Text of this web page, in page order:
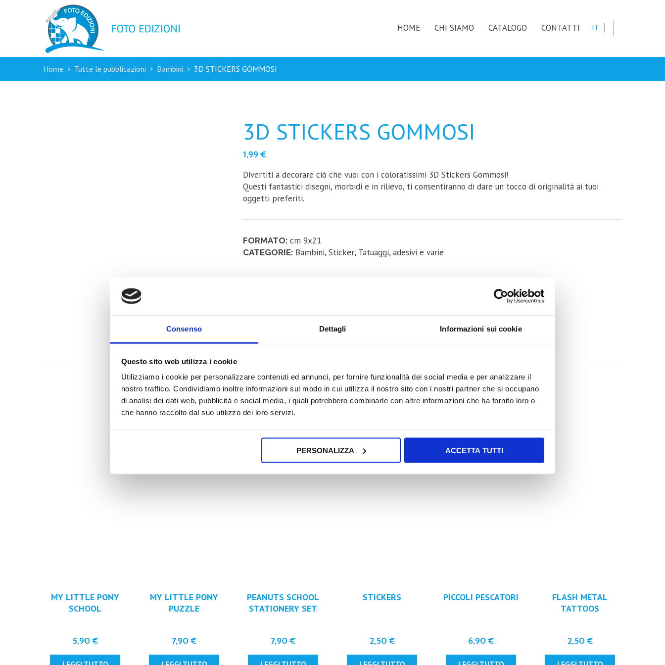
Consenso Dettagli Informazioni sui cookie
Questo sito web utilizza i cookie
Utilizziamo i cookie per personalizzare contenuti ed annunci, per fornire funzionalità dei social media e per analizzare il
nostro traffico. Condividiamo inoltre informazioni sul modo in cui utilizza il nostro sito con i nostri partner che si occupano
di analisi dei dati web, pubblicità e social media, i quali potrebbero combinarle con altre informazioni che ha fornito loro o
che hanno raccolto dal suo utilizzo dei loro servizi.
PERSONALIZZA ACCETTA TUTTI
HOME CHI SIAMO CATALOGO CONTATTI IT
Home Tutte le pubblicazioni Bambini 3D STICKERS GOMMOSI
3D STICKERS GOMMOSI
1,99€
Divertiti a decorare ciò che vuoi con i coloratissimi 3D Stickers Gommosi!
Questi fantastici disegni, morbidi e in rilievo, ti consentiranno di dare un tocco di originalità ai tuoi
oggetti preferiti.
FORMATO: cm 9x21
CATEGORIE: Bambini, Sticker, Tatuaggi, adesivi e varie
Prodotti correlati
MY LITTLE PONY
SCHOOL
5,90€
MY LITTLE PONY
PUZZLE
7,90€
PEANUTS SCHOOL
STATIONERY SET
7,90€
STICKERS
2,50€
PICCOLI PESCATORI
6,90€
FLASH METAL
TATTOOS
2,50€